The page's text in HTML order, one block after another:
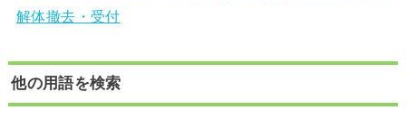
解体撤去・受付
他の用語を検索